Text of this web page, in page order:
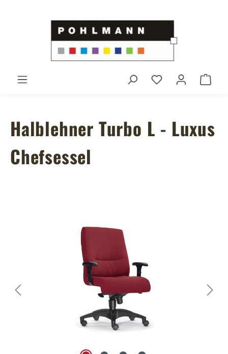
Du hast 0
Halblehner Turbo L - Luxus
Chefsessel
Bildergalerie überspringen